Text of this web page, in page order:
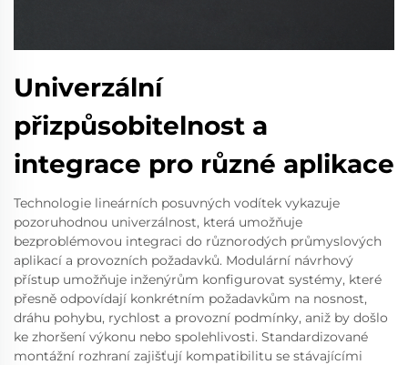
Univerzální
přizpůsobitelnost a
integrace pro různé aplikace
Technologie lineárních posuvných vodítek vykazuje
pozoruhodnou univerzálnost, která umožňuje
bezproblémovou integraci do různorodých průmyslových
aplikací a provozních požadavků. Modulární návrhový
přístup umožňuje inženýrům konfigurovat systémy, které
přesně odpovídají konkrétním požadavkům na nosnost,
dráhu pohybu, rychlost a provozní podmínky, aniž by došlo
ke zhoršení výkonu nebo spolehlivosti. Standardizované
montážní rozhraní zajišťují kompatibilitu se stávajícími